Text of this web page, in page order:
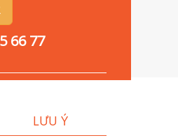
66 77
LƯU Ý